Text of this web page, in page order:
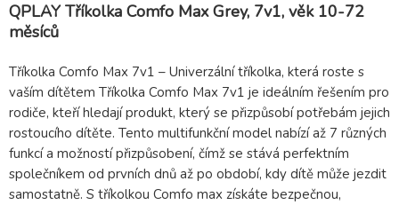
QPLAY Tříkolka Comfo Max Grey, 7v1, věk 10-72
měsíců
Tříkolka Comfo Max 7v1 – Univerzální tříkolka, která roste s
vaším dítětem Tříkolka Comfo Max 7v1 je ideálním řešením pro
rodiče, kteří hledají produkt, který se přizpůsobí potřebám jejich
rostoucího dítěte. Tento multifunkční model nabízí až 7 různých
funkcí a možností přizpůsobení, čímž se stává perfektním
společníkem od prvních dnů až po období, kdy dítě může jezdit
samostatně. S tříkolkou Comfo max získáte bezpečnou,